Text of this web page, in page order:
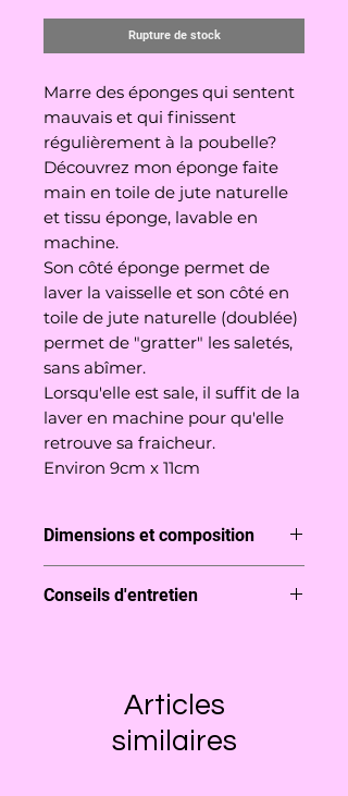
Rupture de stock
Marre des éponges qui sentent
mauvais et qui finissent
régulièrement à la poubelle?
Découvrez mon éponge faite
main en toile de jute naturelle
et tissu éponge, lavable en
machine.
Son côté éponge permet de
laver la vaisselle et son côté en
toile de jute naturelle (doublée)
permet de "gratter" les saletés,
sans abîmer.
Lorsqu'elle est sale, il suffit de la
laver en machine pour qu'elle
retrouve sa fraicheur.
Environ 9cm x 11cm
Dimensions et composition
éponge, autre surface en coton à
Conseils d'entretien
Articles
similaires